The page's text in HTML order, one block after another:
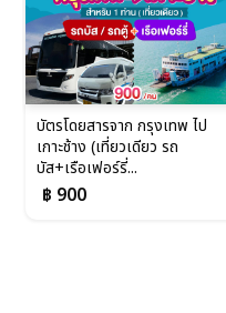
บัตรโดยสารจาก กรุงเทพ ไป
เกาะช้าง (เที่ยวเดียว รถ
บัส+เรือเฟอร์รี่...
฿ 900